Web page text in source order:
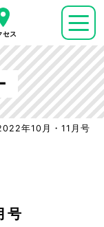
セス
年10月・11月号
号